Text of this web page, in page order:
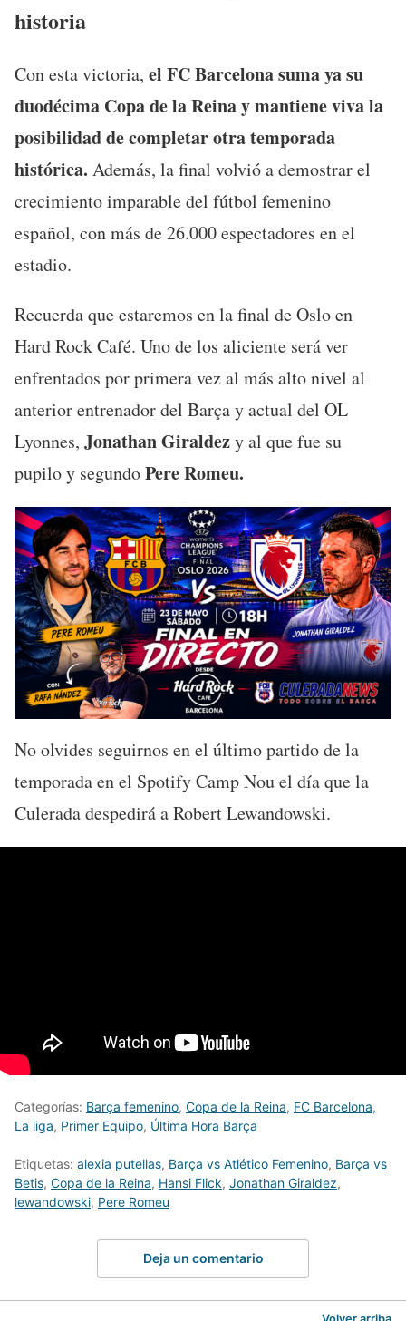
historia
Con esta victoria, el FC Barcelona suma ya su
duodécima Copa de la Reina y mantiene viva la
posibilidad de completar otra temporada
histórica. Además, la final volvió a demostrar el
crecimiento imparable del fútbol femenino
español, con más de 26.000 espectadores en el
estadio.
Recuerda que estaremos en la final de Oslo en
Hard Rock Café. Uno de los aliciente será ver
enfrentados por primera vez al más alto nivel al
anterior entrenador del Barça y actual del OL
Lyonnes, Jonathan Giraldezy al que fue su
pupilo y segundoPere Romeu.
No olvides seguirnos en el último partido de la
temporada en el Spotify Camp Nou el día que la
Culerada despedirá a Robert Lewandowski.
Categorías: Barça femenino, Copa de la Reina, FC Barcelona,
La liga, Primer Equipo, Última Hora Barça
Etiquetas: alexia putellas, Barça vs Atlético Femenino, Barça vs
Betis, Copa de la Reina, Hansi Flick, Jonathan Giraldez,
lewandowski, Pere Romeu
Deja un comentario